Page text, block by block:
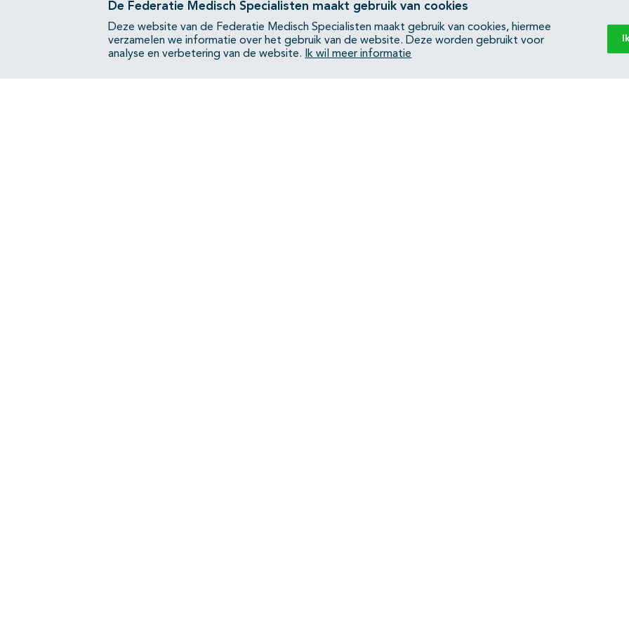
De Federatie Medisch Specialisten maakt gebruik van cookies
Deze website van de Federatie Medisch Specialisten maakt gebruik van cookies, hiermee
verzamelen we informatie over het gebruik van de website. Deze worden gebruikt voor
analyse en verbetering van de website.
Ik wil meer informatie